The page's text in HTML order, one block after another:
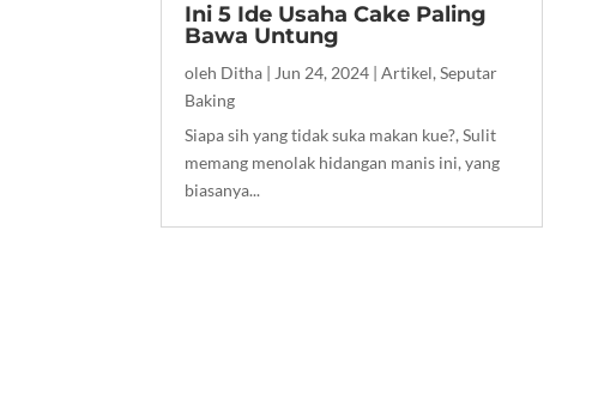
Ini 5 Ide Usaha Cake Paling
Bawa Untung
oleh Ditha |Jun 24, 2024 |Artikel,Seputar
Baking
Siapa sih yang tidak suka makan kue?, Sulit
memang menolak hidangan manis ini, yang
biasanya...